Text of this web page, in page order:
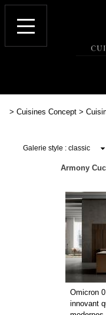
> Cuisines Concept >
Armony
Omicron
innovant